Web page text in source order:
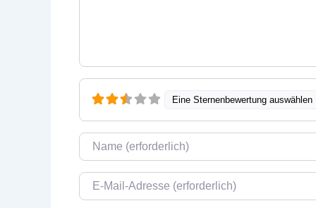
Eine Sternenbewertung auswählen
Name
E-Mail